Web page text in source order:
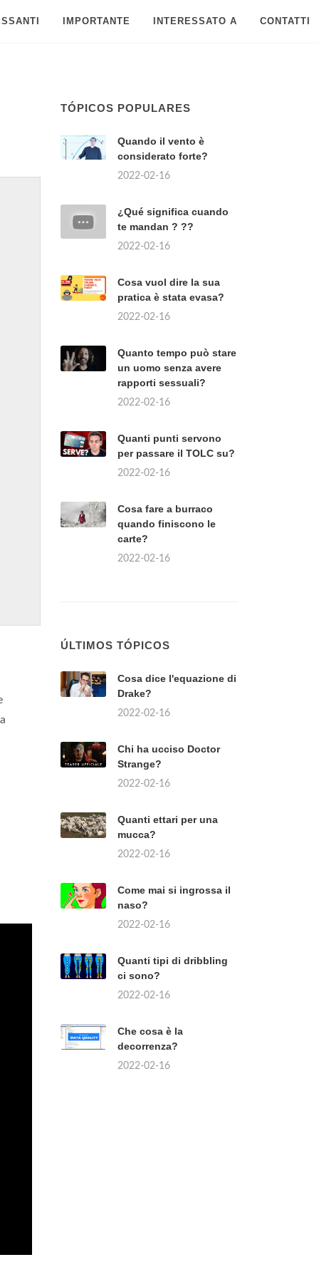
IMPORTANTE INTERESSATO A CONTATTI
TÓPICOS POPULARES
Quando il vento è
considerato forte?
2022-02-16
¿Qué significa cuando
te mandan ? ??
2022-02-16
Cosa vuol dire la sua
pratica è stata evasa?
2022-02-16
Quanto tempo può stare
un uomo senza avere
rapporti sessuali?
2022-02-16
Quanti punti servono
per passare il TOLC su?
2022-02-16
Cosa fare a burraco
quando finiscono le
carte?
2022-02-16
ÚLTIMOS TÓPICOS
Cosa dice l'equazione di
Drake?
2022-02-16
Chi ha ucciso Doctor
Strange?
2022-02-16
Quanti ettari per una
mucca?
2022-02-16
Come mai si ingrossa il
naso?
2022-02-16
Quanti tipi di dribbling
ci sono?
2022-02-16
Che cosa è la
decorrenza?
2022-02-16